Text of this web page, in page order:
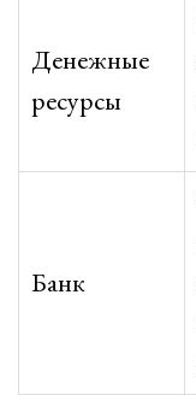
Денежные
ресурсы
Банк